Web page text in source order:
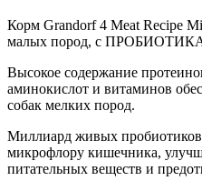
Корм Grandorf 4 Meat Recipe
малых пород, с
Высокое содержание
аминокислот и витаминов
собак мелких пород.
Миллиард живых
микрофлору кишечника,
питательных веществ и